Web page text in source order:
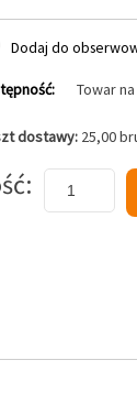
Dodaj do
Towar
dostawy: 25,00